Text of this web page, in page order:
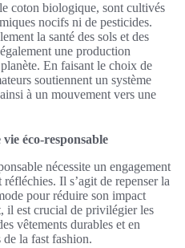
coton biologique, sont cultivés
nocifs ni de pesticides.
la santé des sols et des
une production
En faisant le choix de
soutiennent un système
à un mouvement vers une
éco-responsable
nécessite un engagement
Il s’agit de repenser la
pour réduire son impact
il est crucial de privilégier les
vêtements durables et en
de la fast fashion.